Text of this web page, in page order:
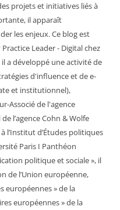
projets et initiatives liés à
il apparaît
les enjeux. Ce blog est
Leader - Digital chez
a développé une activité de
d'influence et de e-
et institutionnel),
Associé de l'agence
l’agence Cohn & Wolfe
l’Institut d’Études politiques
Paris I Panthéon
politique et sociale », il
de l’Union européenne,
européennes » de la
européennes » de la